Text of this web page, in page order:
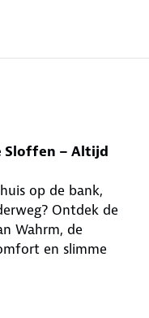
Sloffen – Altijd
op de bank,
Ontdek de
Wahrm, de
en slimme
pas je de